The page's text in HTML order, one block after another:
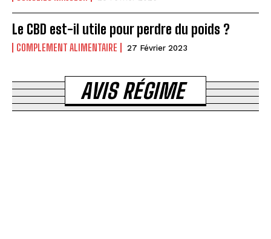
Le CBD est-il utile pour perdre du poids ?
COMPLEMENT ALIMENTAIRE 27 Février 2023
AVIS RÉGIME